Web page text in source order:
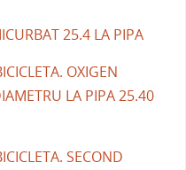
25.4 LA PIPA
OXIGEN
LA PIPA 25.40
SECOND